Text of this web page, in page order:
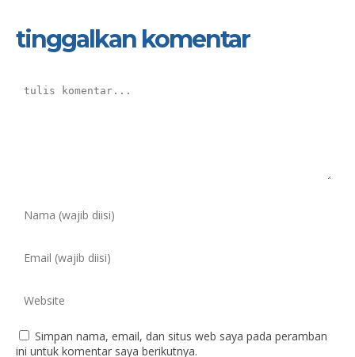
tinggalkan komentar
Simpan nama, email, dan situs web saya pada peramban
ini untuk komentar saya berikutnya.